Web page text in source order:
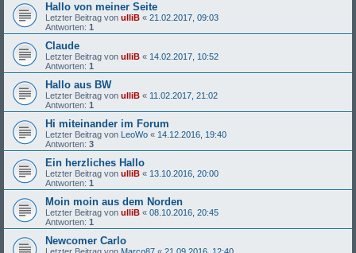
Hallo von meiner Seite
Letzter Beitrag von ulliB « 21.02.2017, 09:03
Antworten: 1
Claude
Letzter Beitrag von ulliB « 14.02.2017, 10:52
Antworten: 1
Hallo aus BW
Letzter Beitrag von ulliB « 11.02.2017, 21:02
Antworten: 1
Hi miteinander im Forum
Letzter Beitrag von LeoWo « 14.12.2016, 19:40
Antworten: 3
Ein herzliches Hallo
Letzter Beitrag von ulliB « 13.10.2016, 20:00
Antworten: 1
Moin moin aus dem Norden
Letzter Beitrag von ulliB « 08.10.2016, 20:45
Antworten: 1
Newcomer Carlo